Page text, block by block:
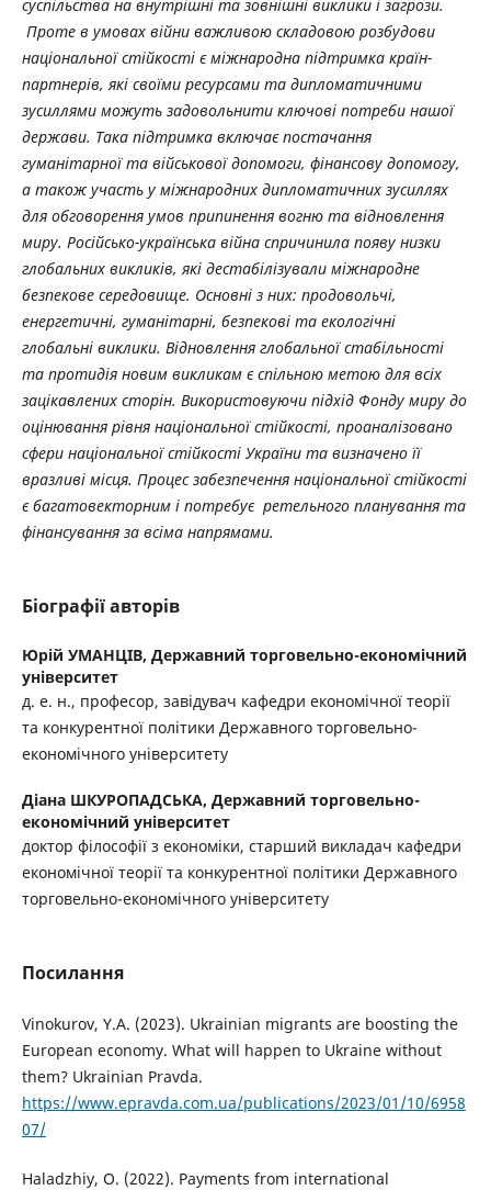
суспільства на внутрішні та зовнішні виклики і загрози.
Проте в умовах війни важливою складовою розбудови
національної стійкості є міжна­родна підтримка країн-
партнерів, які своїми ресурсами та диплома­тичними
зусиллями мо­жуть задовольнити ключові потреби нашої
держави. Така під­тримка включає постачання
гуманітарної та військової допомоги, фінан­сову допомогу,
а також участь у міжнародних диплома­тичних зусиллях
для обговорення умов припинення вогню та відновлення
миру. Росій­сь­ко-українська війна спричинила появу низки
глобальних викликів, які дестабі­лізували міжна­родне
безпекове середо­вище. Основні з них: продовольчі,
енергетич­ні, гуманітарні, безпе­кові та екологічні
глобальні виклики. Віднов­лення глобальної стабільності
та проти­дія новим викликам є спільною метою для всіх
зацікавлених сторін. Використовуючи підхід Фонду миру до
оцінювання рівня націо­нальної стійкості, проаналізовано
сфери націо­нальної стійкос­ті України та визначено її
вразливі місця. Процес забезпечення національ­ної стій­кості
є багатовекторним і потребує ретель­ного планування та
фінансування за всіма напрямами.
Біографії авторів
Юрій УМАНЦІВ, Державний торговельно-економічний
університет
д. е. н., професор, завідувач кафедри економічної теорії
та конкурентної політики Державного торговельно-
економічного університету
Діана ШКУРОПАДСЬКА, Державний торговельно-
економічний університет
доктор філософії з економіки, старший викладач кафедри
економічної теорії та конкурентної політики Державного
торговельно-економічного університету
Посилання
Vinokurov, Y.A. (2023). Ukrainian migrants are boosting the
European economy. What will happen to Ukraine without
them? Ukrainian Pravda.
https://www.epravda.com.ua/publications/2023/01/10/6958
07/
Haladzhiy, O. (2022). Payments from international